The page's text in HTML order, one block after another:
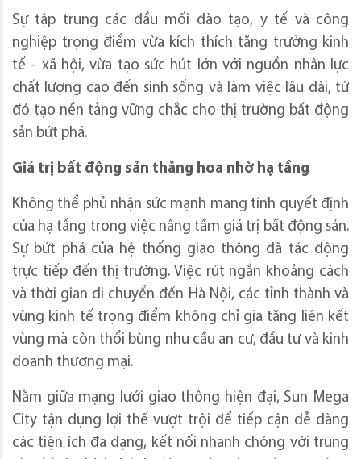
Sự tập trung các đầu mối đào tạo, y tế và công
nghiệp trọng điểm vừa kích thích tăng trưởng kinh
tế - xã hội, vừa tạo sức hút lớn với nguồn nhân lực
chất lượng cao đến sinh sống và làm việc lâu dài, từ
đó tạo nền tảng vững chắc cho thị trường bất động
sản bứt phá.
Giá trị bất động sản thăng hoa nhờ hạ tầng
Không thể phủ nhận sức mạnh mang tính quyết định
của hạ tầng trong việc nâng tầm giá trị bất động sản.
Sự bứt phá của hệ thống giao thông đã tác động
trực tiếp đến thị trường. Việc rút ngắn khoảng cách
và thời gian di chuyển đến Hà Nội, các tỉnh thành và
vùng kinh tế trọng điểm không chỉ gia tăng liên kết
vùng mà còn thổi bùng nhu cầu an cư, đầu tư và kinh
doanh thương mại.
Nằm giữa mạng lưới giao thông hiện đại, Sun Mega
City tận dụng lợi thế vượt trội để tiếp cận dễ dàng
các tiện ích đa dạng, kết nối nhanh chóng với trung